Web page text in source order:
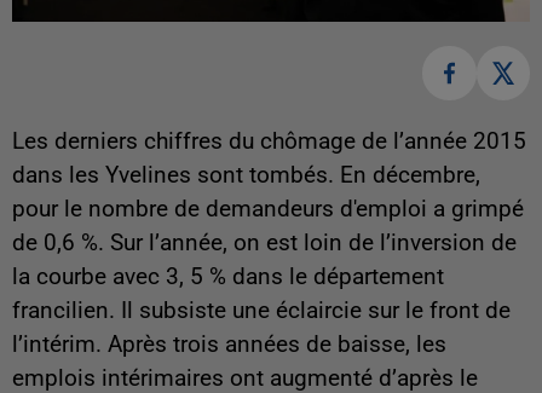
Les derniers chiffres du chômage de l’année 2015
dans les Yvelines sont tombés. En décembre,
pour le nombre de demandeurs d'emploi a grimpé
de 0,6 %. Sur l’année, on est loin de l’inversion de
la courbe avec 3, 5 % dans le département
francilien. Il subsiste une éclaircie sur le front de
l’intérim. Après trois années de baisse, les
emplois intérimaires ont augmenté d’après le